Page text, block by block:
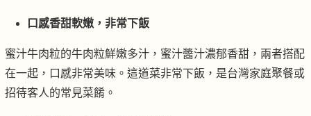
口感香甜軟嫩，非常下飯
蜜汁牛肉粒的牛肉粒鮮嫩多汁，蜜汁醬汁濃郁香甜，兩者搭配
在一起，口感非常美味。這道菜非常下飯，是台灣家庭聚餐或
招待客人的常見菜餚。